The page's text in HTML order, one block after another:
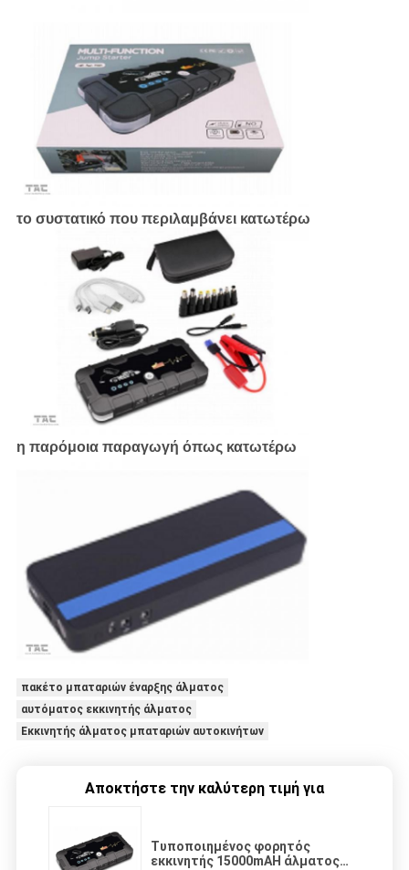
το συστατικό που περιλαμβάνει κατωτέρω
η παρόμοια παραγωγή όπως κατωτέρω
πακέτο μπαταριών έναρξης άλματος
αυτόματος εκκινητής άλματος
Εκκινητής άλματος μπαταριών αυτοκινήτων
Αποκτήστε την καλύτερη τιμή για
Τυποποιημένος φορητός
εκκινητής 15000mAH άλματος